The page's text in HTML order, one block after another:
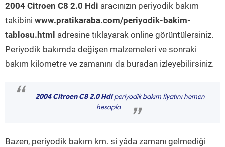
2004 Citroen C8 2.0 Hdi aracınızın periyodik bakım
takibini www.pratikaraba.com/periyodik-bakim-
tablosu.html adresine tıklayarak online görüntülersiniz.
Periyodik bakımda değişen malzemeleri ve sonraki
bakım kilometre ve zamanını da buradan izleyebilirsiniz.
“ 2004 Citroen C8 2.0 Hdiperiyodik bakım fiyatını hemen
hesapla
”
Bazen, periyodik bakım km. si yâda zamanı gelmediği